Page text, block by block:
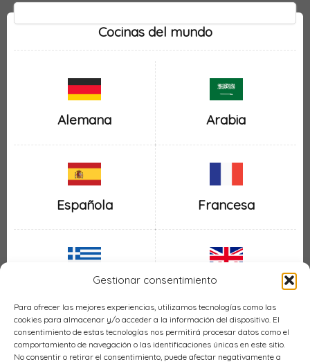
Gestionar consentimiento
Para ofrecer las mejores experiencias, utilizamos tecnologías como las
cookies para almacenar y/o acceder a la información del dispositivo. El
consentimiento de estas tecnologías nos permitirá procesar datos como el
comportamiento de navegación o las identificaciones únicas en este sitio.
No consentir o retirar el consentimiento, puede afectar negativamente a
Cocinas del mundo
Alemana Arabia
Española Francesa
Griega Inglesa